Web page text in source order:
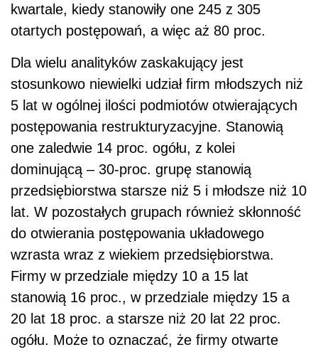
kwartale, kiedy stanowiły one 245 z 305
otartych postępowań, a więc aż 80 proc.
Dla wielu analityków zaskakujący jest
stosunkowo niewielki udział firm młodszych niż
5 lat w ogólnej ilości podmiotów otwierających
postępowania restrukturyzacyjne. Stanowią
one zaledwie 14 proc. ogółu, z kolei
dominującą – 30-proc. grupę stanowią
przedsiębiorstwa starsze niż 5 i młodsze niż 10
lat. W pozostałych grupach również skłonność
do otwierania postępowania układowego
wzrasta wraz z wiekiem przedsiębiorstwa.
Firmy w przedziale między 10 a 15 lat
stanowią 16 proc., w przedziale między 15 a
20 lat 18 proc. a starsze niż 20 lat 22 proc.
ogółu. Może to oznaczać, że firmy otwarte